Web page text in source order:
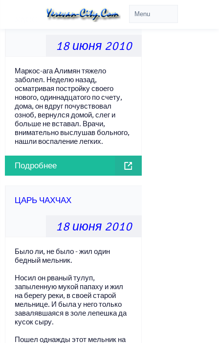
18 июня 2010
Маркос-ага Алимян тяжело
заболел. Неделю назад,
осматривая постройку своего
нового, одиннадцатого по счету,
дома, он вдруг почувствовал
озноб, вернулся домой, слег и
больше не вставал. Врачи,
внимательно выслушав больного,
нашли воспаление легких.
Подробнее
ЦАРЬ ЧАХЧАХ
18 июня 2010
Было ли, не было - жил один
бедный мельник.
Носил он рваный тулуп,
запыленную мукой папаху и жил
на берегу реки, в своей старой
мельнице. И была у него только
завалявшаяся в золе лепешка да
кусок сыру.
Пошел однажды этот мельник на